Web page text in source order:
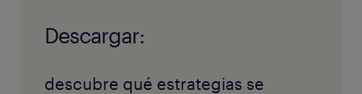
Descargar:
descubre qué estrategias se